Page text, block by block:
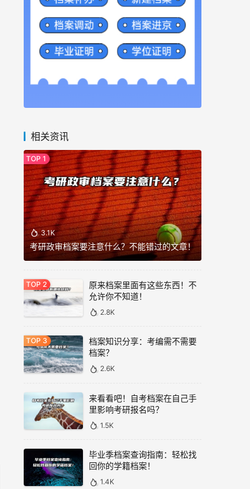
相关资讯
3.1K
考研政审档案要注意什么？不能错过的文章！
原来档案里面有这些东西！不
允许你不知道！
2.8K
档案知识分享：考编需不需要
档案？
2.6K
来看看吧！自考档案在自己手
里影响考研报名吗？
1.5K
毕业季档案查询指南：轻松找
回你的学籍档案！
1.4K